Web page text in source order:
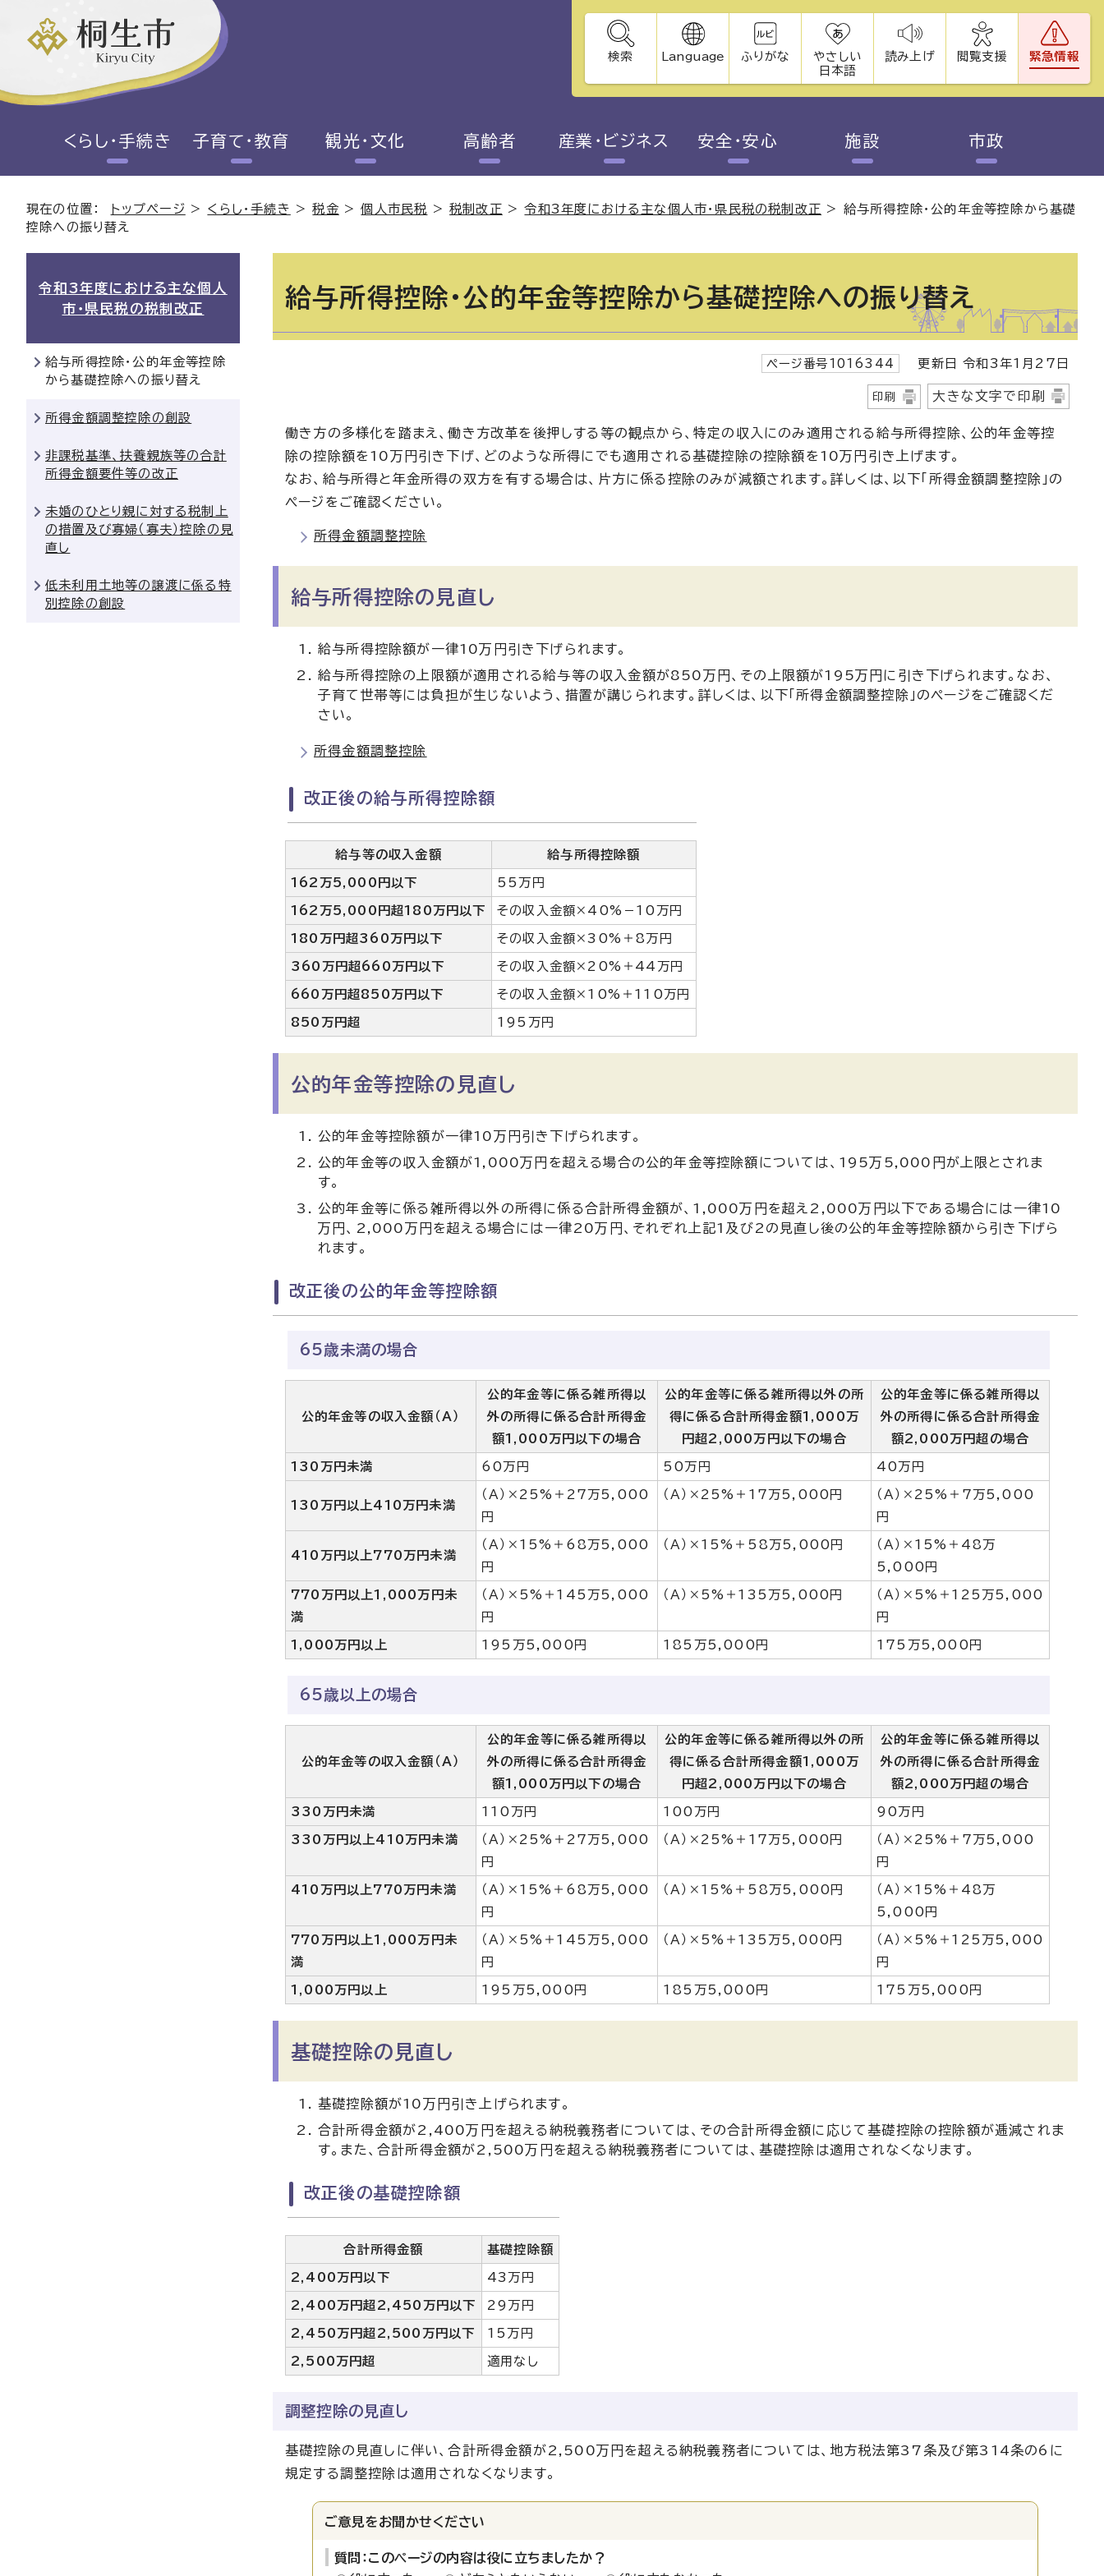
検索 Language ふりがな
やさしい
日本語
読み上げ 閲覧支援 緊急情報
くらし・手続き 子育て・教育 観光・文化 高齢者 産業・ビジネス 安全・安心 施設 市政
現在の位置： トップページ > くらし・手続き >税金 >個人市民税 >税制改正 >令和3年度における主な個人市・県民税の税制改正 > 給与所得控除・公的年金等控除から基礎
控除への振り替え
給与所得控除・公的年金等控除から基礎控除への振り替え
ページ番号1016344 更新日 令和3年1月27日
印刷 大きな文字で印刷
働き方の多様化を踏まえ、働き方改革を後押しする等の観点から、特定の収入にのみ適用される給与所得控除、公的年金等控
除の控除額を10万円引き下げ、どのような所得にでも適用される基礎控除の控除額を10万円引き上げます。
なお、給与所得と年金所得の双方を有する場合は、片方に係る控除のみが減額されます。詳しくは、以下「所得金額調整控除」の
ページをご確認ください。
所得金額調整控除
給与所得控除の見直し
給与所得控除額が一律10万円引き下げられます。
給与所得控除の上限額が適用される給与等の収入金額が850万円、その上限額が195万円に引き下げられます。なお、
子育て世帯等には負担が生じないよう、措置が講じられます。詳しくは、以下「所得金額調整控除」のページをご確認くだ
さい。
所得金額調整控除
改正後の給与所得控除額
給与等の収入金額 給与所得控除額
162万5,000円以下 55万円
162万5,000円超180万円以下 その収入金額×40%－10万円
180万円超360万円以下 その収入金額×30%＋8万円
360万円超660万円以下 その収入金額×20%＋44万円
660万円超850万円以下 その収入金額×10%＋110万円
850万円超 195万円
公的年金等控除の見直し
公的年金等控除額が一律10万円引き下げられます。
公的年金等の収入金額が1,000万円を超える場合の公的年金等控除額については、195万5,000円が上限とされま
す。
公的年金等に係る雑所得以外の所得に係る合計所得金額が、1,000万円を超え2,000万円以下である場合には一律10
万円、2,000万円を超える場合には一律20万円、それぞれ上記1及び2の見直し後の公的年金等控除額から引き下げら
れます。
改正後の公的年金等控除額
65歳未満の場合
公的年金等の収入金額（A）
公的年金等に係る雑所得以
外の所得に係る合計所得金
額1,000万円以下の場合
公的年金等に係る雑所得以外の所
得に係る合計所得金額1,000万
円超2,000万円以下の場合
公的年金等に係る雑所得以
外の所得に係る合計所得金
額2,000万円超の場合
130万円未満 60万円 50万円 40万円
130万円以上410万円未満
（A）×25%＋27万5,000
円
（A）×25%＋17万5,000円
（A）×25%＋7万5,000
円
410万円以上770万円未満
（A）×15%＋68万5,000
円
（A）×15%＋58万5,000円
（A）×15%＋48万
5,000円
770万円以上1,000万円未
満
（A）×5%＋145万5,000
円
（A）×5%＋135万5,000円
（A）×5%＋125万5,000
円
1,000万円以上 195万5,000円 185万5,000円 175万5,000円
65歳以上の場合
公的年金等の収入金額（A）
公的年金等に係る雑所得以
外の所得に係る合計所得金
額1,000万円以下の場合
公的年金等に係る雑所得以外の所
得に係る合計所得金額1,000万
円超2,000万円以下の場合
公的年金等に係る雑所得以
外の所得に係る合計所得金
額2,000万円超の場合
330万円未満 110万円 100万円 90万円
330万円以上410万円未満
（A）×25%＋27万5,000
円
（A）×25%＋17万5,000円
（A）×25%＋7万5,000
円
410万円以上770万円未満
（A）×15%＋68万5,000
円
（A）×15%＋58万5,000円
（A）×15%＋48万
5,000円
770万円以上1,000万円未
満
（A）×5%＋145万5,000
円
（A）×5%＋135万5,000円
（A）×5%＋125万5,000
円
1,000万円以上 195万5,000円 185万5,000円 175万5,000円
基礎控除の見直し
基礎控除額が10万円引き上げられます。
合計所得金額が2,400万円を超える納税義務者については、その合計所得金額に応じて基礎控除の控除額が逓減されま
す。また、合計所得金額が2,500万円を超える納税義務者については、基礎控除は適用されなくなります。
改正後の基礎控除額
合計所得金額 基礎控除額
2,400万円以下 43万円
2,400万円超2,450万円以下 29万円
2,450万円超2,500万円以下 15万円
2,500万円超 適用なし
調整控除の見直し
基礎控除の見直しに伴い、合計所得金額が2,500万円を超える納税義務者については、地方税法第37条及び第314条の6に
規定する調整控除は適用されなくなります。
ご意見をお聞かせください
質問：このページの内容は役に立ちましたか？
令和3年度における主な個人
市・県民税の税制改正
給与所得控除・公的年金等控除
から基礎控除への振り替え
所得金額調整控除の創設
非課税基準、扶養親族等の合計
所得金額要件等の改正
未婚のひとり親に対する税制上
の措置及び寡婦（寡夫）控除の見
直し
低未利用土地等の譲渡に係る特
別控除の創設